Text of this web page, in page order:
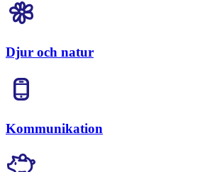
Djur och natur
Kommunikation